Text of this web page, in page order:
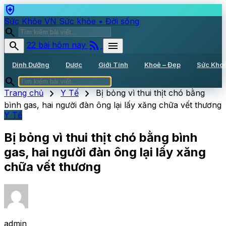
health_and_safety
Sức Khỏe VN Sức khỏe • Đời sống
search
search
22 bài hôm nay rss_feed menu
Dinh Dưỡng Dược Giới Tính Khoẻ – Đẹp Sức
search
Trang chủ chevron_right Y Tế chevron_right Bị bỏng vì thui thịt chó bằng
bình gas, hai người đàn ông lại lấy xăng chữa vết thương
Y Tế
Bị bỏng vì thui thịt chó bằng bình
gas, hai người đàn ông lại lấy xăng
chữa vết thương
admin